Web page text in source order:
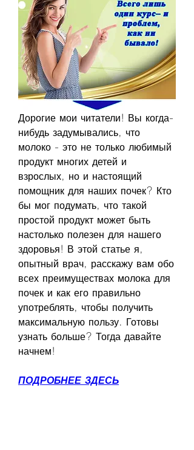
Дорогие мои читатели! Вы когда-
нибудь задумывались, что
молоко - это не только любимый
продукт многих детей и
взрослых, но и настоящий
помощник для наших почек? Кто
бы мог подумать, что такой
простой продукт может быть
настолько полезен для нашего
здоровья! В этой статье я,
опытный врач, расскажу вам обо
всех преимуществах молока для
почек и как его правильно
употреблять, чтобы получить
максимальную пользу. Готовы
узнать больше? Тогда давайте
начнем!
ПОДРОБНЕЕ ЗДЕСЬ